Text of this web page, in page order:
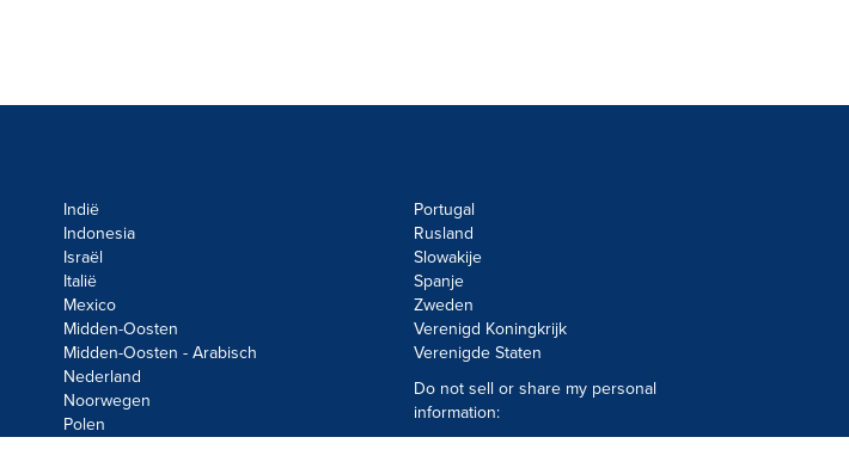
Indië
Indonesia
Israël
Italië
Mexico
Midden-Oosten
Midden-Oosten - Arabisch
Nederland
Noorwegen
Polen
Portugal
Rusland
Slowakije
Spanje
Zweden
Verenigd Koningkrijk
Verenigde Staten
Do not sell or share my personal
information: